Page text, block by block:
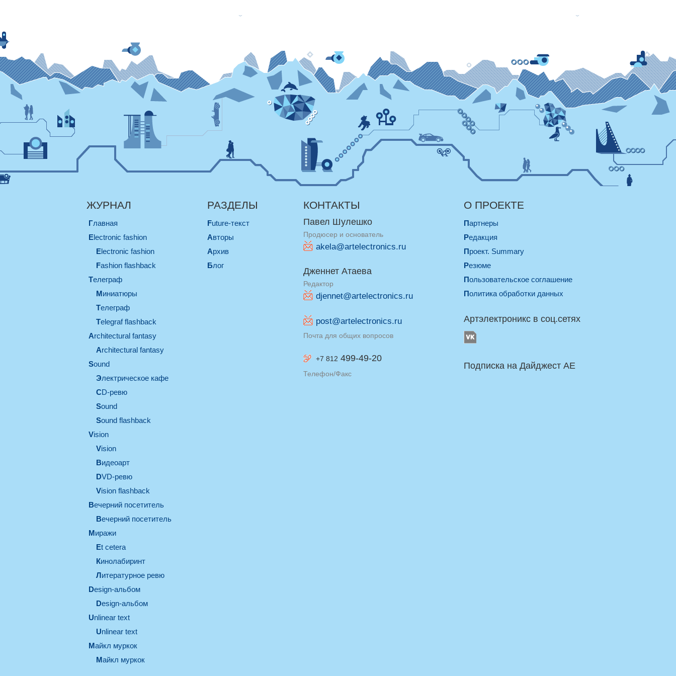
ЖУРНАЛ
Главная
electronic fashion
electronic fashion
Fashion flashback
телеграф
миниатюры
телеграф
Telegraf flashback
architectural fantasy
architectural fantasy
sound
электрическое кафе
CD-ревю
sound
Sound flashback
vision
vision
видеоарт
DVD-ревю
Vision flashback
вечерний посетитель
вечерний посетитель
миражи
et cetera
кинолабиринт
литературное ревю
design-альбом
design-альбом
unlinear text
Unlinear text
майкл муркок
майкл муркок
РАЗДЕЛЫ
Future-текст
Авторы
Архив
Блог
КОНТАКТЫ
Павел Шулешко
Продюсер и основатель
akela@artelectronics.ru
Дженнет Атаева
Редактор
djennet@artelectronics.ru
post@artelectronics.ru
Почта для общих вопросов
+7 812 499-49-20
Телефон/Факс
О ПРОЕКТЕ
Партнеры
Редакция
Проект. Summary
Резюме
Пользовательское соглашение
Политика обработки данных
Артэлектроникс в соц.сетях
Подписка на Дайджест AE